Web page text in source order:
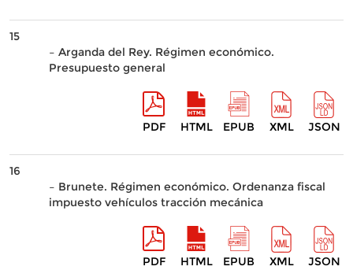
15
– Arganda del Rey. Régimen económico.
Presupuesto general
PDF HTML EPUB XML JSON
16
– Brunete. Régimen económico. Ordenanza fiscal
impuesto vehículos tracción mecánica
PDF HTML EPUB XML JSON